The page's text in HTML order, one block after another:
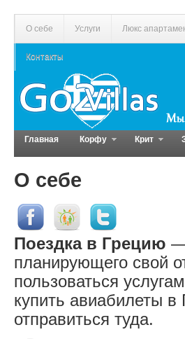
О себе Услуги Люкс
Контакты
Главная Корфу Крит
О себе
Поездка в Грецию —
планирующего свой
пользоваться
купить авиабилеты
отправиться туда.